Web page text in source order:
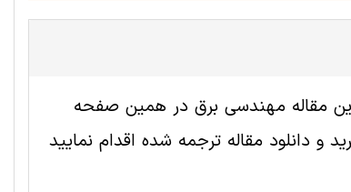
است. ترجمه چکیده این مقاله مهندسی برق در همین صفحه
دانلود مقاله ترجمه شده اقدام نمایید